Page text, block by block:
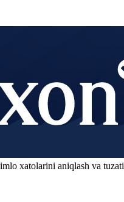
xatolarini aniqlash va